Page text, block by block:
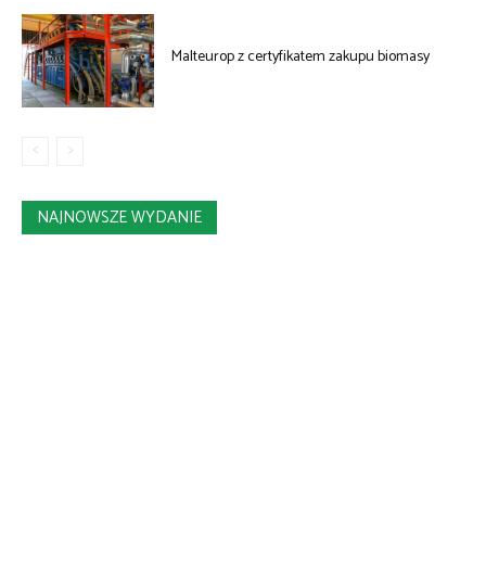
Malteurop z certyfikatem zakupu biomasy
NAJNOWSZE WYDANIE